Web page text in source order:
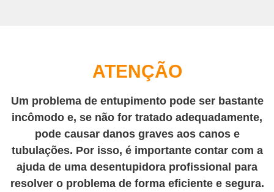
ATENÇÃO
Um problema de entupimento pode ser bastante
incômodo e, se não for tratado adequadamente,
pode causar danos graves aos canos e
tubulações. Por isso, é importante contar com a
ajuda de uma desentupidora profissional para
resolver o problema de forma eficiente e segura.